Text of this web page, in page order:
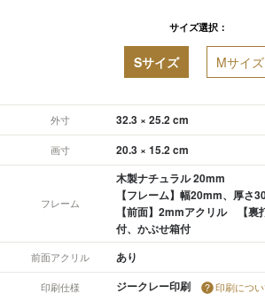
サイズ選択：
Sサイズ Mサイズ
外寸 32.3 × 25.2 cm
画寸 20.3 × 15.2 cm
フレーム
木製ナチュラル 20mm
【フレーム】幅20mm、厚さ
【前面】2mmアクリル 【
付、かぶせ箱付
前面アクリル あり
印刷仕様 ジークレー印刷 印刷につ